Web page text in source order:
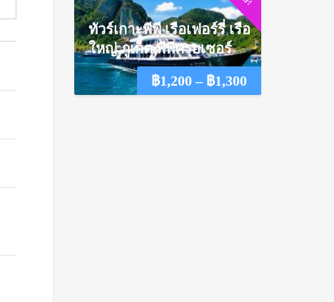
through
฿2,250
฿1,200 – ฿1,300Price
ทัวร์เกาะพีพี เรือเฟอร์รี่ เรือ
ใหญ่ ภูเก็ต พีพีครุยเซอร์